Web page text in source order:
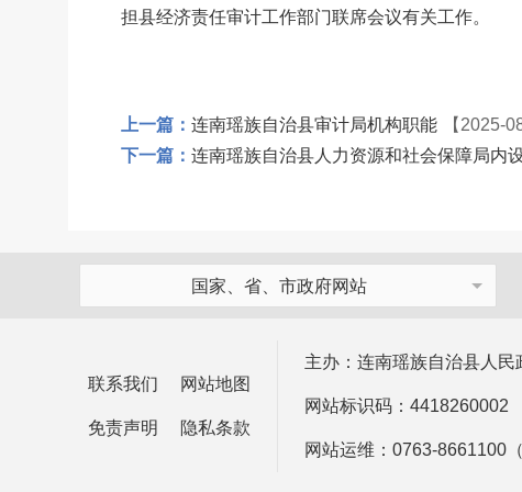
担县经济责任审计工作部门联席会议有关工作。
上一篇： 连南瑶族自治县审计局机构职能
【2025-
下一篇： 连南瑶族自治县人力资源和社会保障局内
国家、省、市政府网站
联系我们 网站地图
免责声明 隐私条款
主办：连南瑶族自治县人民
网站标识码：4418260002
网站运维：0763-8661100